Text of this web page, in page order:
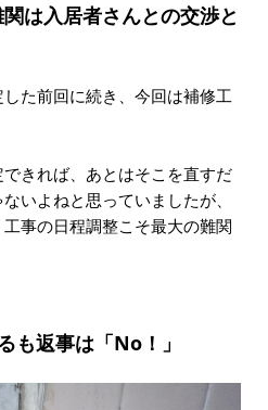
関は入居者さんとの交渉と
た前回に続き、今回は補修工
きれば、あとはそこを直すだ
いよねと思っていましたが、
事の日程調整こそ最大の難関
も返事は「No！」